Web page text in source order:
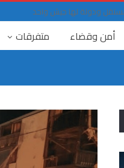
مستقل ودولة لها جيش واحد
أمن وقضاء متفرقات